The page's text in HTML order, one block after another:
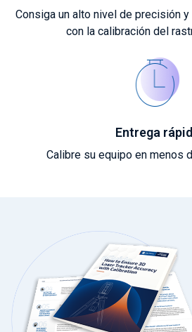
Consiga un alto nivel de precisión
con la calibración del
Entrega
Calibre su equipo en menos